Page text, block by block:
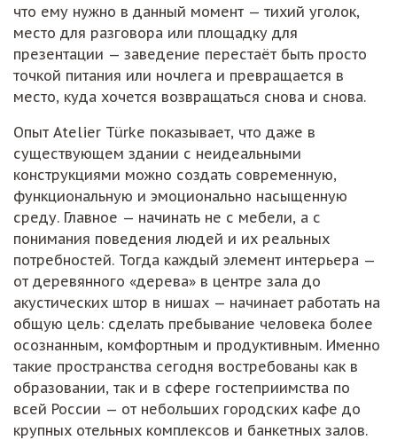
что ему нужно в данный момент — тихий уголок,
место для разговора или площадку для
презентации — заведение перестаёт быть просто
точкой питания или ночлега и превращается в
место, куда хочется возвращаться снова и снова.
Опыт Atelier Türke показывает, что даже в
существующем здании с неидеальными
конструкциями можно создать современную,
функциональную и эмоционально насыщенную
среду. Главное — начинать не с мебели, а с
понимания поведения людей и их реальных
потребностей. Тогда каждый элемент интерьера —
от деревянного «дерева» в центре зала до
акустических штор в нишах — начинает работать на
общую цель: сделать пребывание человека более
осознанным, комфортным и продуктивным. Именно
такие пространства сегодня востребованы как в
образовании, так и в сфере гостеприимства по
всей России — от небольших городских кафе до
крупных отельных комплексов и банкетных залов.